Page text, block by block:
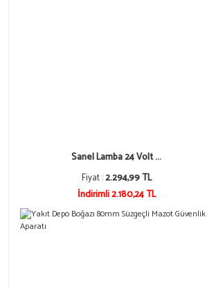
Sanel Lamba 24 Volt ...
Fiyat :2.294,99 TL
İndirimli 2.180,24 TL